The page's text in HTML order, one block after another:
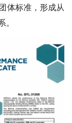
体标准，形成从